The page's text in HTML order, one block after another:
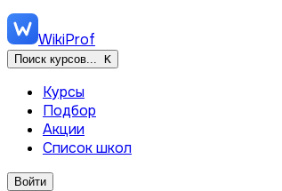
WikiProf
Поиск курсов... K
Курсы
Подбор
Акции
Список школ
Войти